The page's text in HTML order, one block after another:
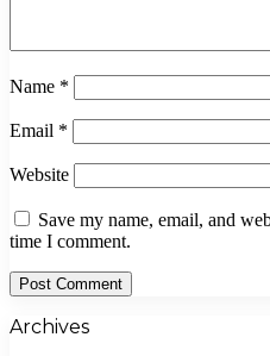
Name *
Email *
Website
Save my name, email, and
time I comment.
Archives